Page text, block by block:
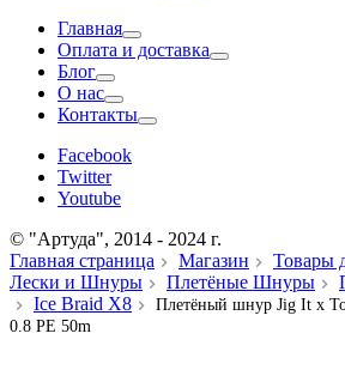
Главная
Оплата и доставка
Блог
О нас
Контакты
Facebook
Twitter
Youtube
© "Артуда", 2014 - 2024 г.
Главная страница
Магазин
Товары
Лески и Шнуры
Плетёные Шнуры
Ice Braid X8
Плетёный шнур Jig It x
0.8 PE 50m